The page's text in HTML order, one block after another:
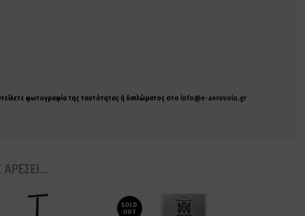
φωτογραφία της ταυτότητας ή διπλώματος στο info@e-aerovolo.gr
SOLD
OUT